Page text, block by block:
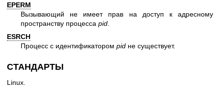
EPERM
Вызывающий не имеет прав на доступ к адресному
пространству процесса pid
ESRCH
Процесс с идентификатором pid не существует.
СТАНДАРТЫ
Linux.